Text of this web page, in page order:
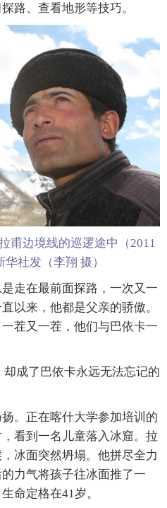
路、查看地形等技巧。
甫边境线的巡逻途中（2011
社发（李翔 摄）
在最前面探路，一次又一
以来，他都是父亲的骄傲。
茬又一茬，他们与巴依卡一
成了巴依卡永远无法忘记的
正在喀什大学参加培训的
看到一名儿童落入冰窟。拉
冰面突然坍塌。他拼尽全力
力气将孩子往冰面推了一
命定格在41岁。